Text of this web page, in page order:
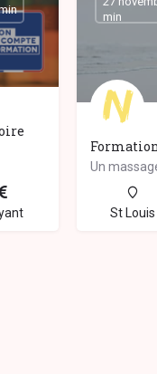
min
St Louis